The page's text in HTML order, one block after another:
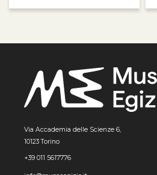
Via Accademia delle Scienze 6,
10123 Torino
+39 011 5617776